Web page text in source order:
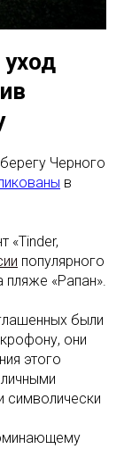
Черного
в
«Tinder,
популярного
пляже «Рапан».
были
они
этого
символически